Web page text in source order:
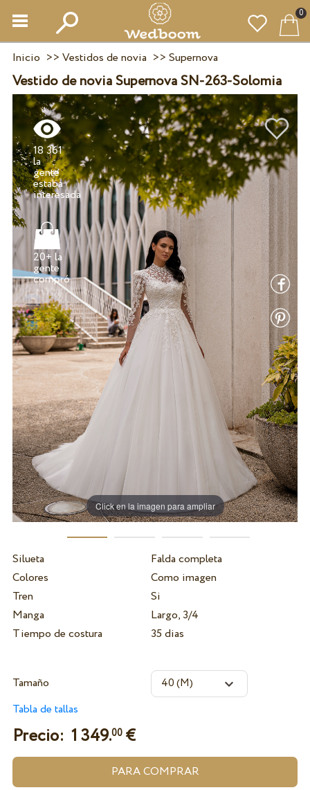
0
Inicio >> Vestidos de novia >> Supernova
Vestido de novia Supernova SN-263-Solomia
Click en la imagen para ampliar
18 361
la
gente
estaba
20+ la
gente
compró
Silueta
Falda completa
Colores
Como imagen
Tren
Si
Manga
Largo, 3/4
Tiempo de costura
35 dias
Tamaño
Tabla de tallas
Precio: 1 349.00€